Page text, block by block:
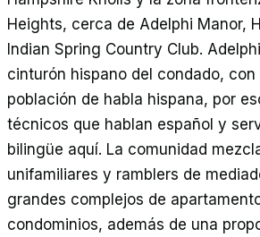
Heights, cerca de Adelphi Manor,
Indian Spring Country Club.
cinturón hispano del condado, con
población de habla hispana, por
técnicos que hablan español y
bilingüe aquí. La comunidad
unifamiliares y ramblers de
grandes complejos de
condominios, además de una